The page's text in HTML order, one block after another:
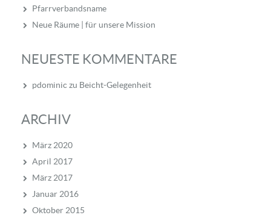
Pfarrverbandsname
Neue Räume | für unsere Mission
NEUESTE KOMMENTARE
pdominic zu Beicht-Gelegenheit
ARCHIV
März 2020
April 2017
März 2017
Januar 2016
Oktober 2015